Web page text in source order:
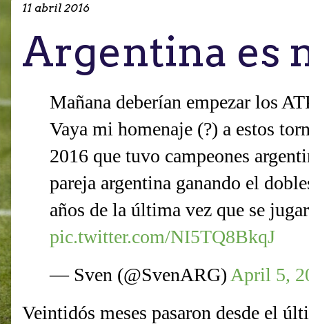
11 abril 2016
Argentina es
Mañana deberían empezar los
Vaya mi homenaje (?) a estos
2016 que tuvo campeones
pareja argentina ganando el
años de la última vez que se
pic.twitter.com/NI5TQ8BkqJ
— Sven (@SvenARG) April 5,
Veintidós meses pasaron desde el